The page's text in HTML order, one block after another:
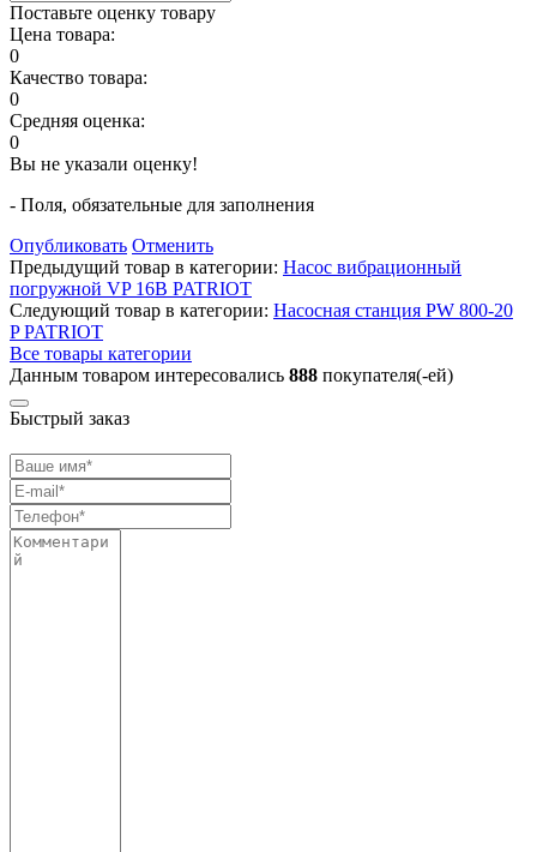
Поставьте оценку товару
Цена товара:
0
Качество товара:
0
Средняя оценка:
0
Вы не указали оценку!
- Поля, обязательные для заполнения
Опубликовать Отменить
Предыдущий товар в категории: Насос вибрационный
погружной VP 16В PATRIOT
Следующий товар в категории: Насосная станция PW 800-20
P PATRIOT
Все товары категории
Данным товаром интересовались 888 покупателя(-ей)
Быстрый заказ